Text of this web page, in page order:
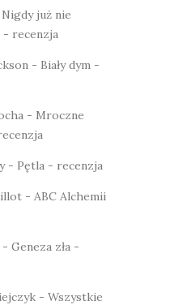
już nie
- recenzja
- Biały dym -
- Mroczne
- Pętla - recenzja
- ABC Alchemii
Geneza zła -
- Wszystkie